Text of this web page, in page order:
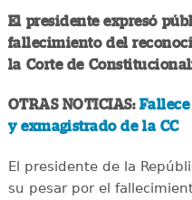
El presidente expresó
fallecimiento del
la Corte de
OTRAS NOTICIAS:
y exmagistrado de la CC
El presidente de la
su pesar por el